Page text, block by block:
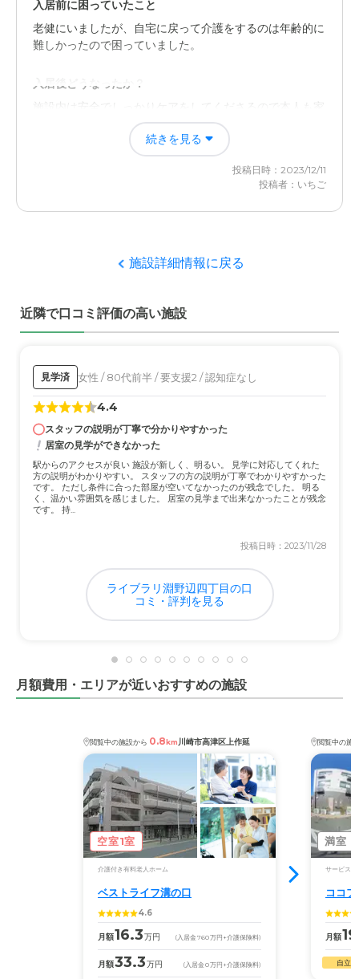
入居前に困っていたこと
老健にいましたが、自宅に戻って介護をするのは年齢的に
難しかったので困っていました。
入居後どうなったか？
施設内は安全でしっかりケアをしてくださるので本人も家
族も安心して過ごすことができているからです。自宅では
少し危なっかしいところがあったので助かりました。
職員・スタッフ・他入居者の雰囲気について
外観・内装・居室・設備について
中、ここは18㎡なのでやや広めです。
介護医療サービスについて
入居者に合わせたサービスを提供してくれます。介助は必
要なところはしっかり介助してくれます。
近隣環境や交通アクセスについて
駅から徒歩8～10分くらいなので徒歩圏内です。家族が面
料金費用について
契約時に丁寧に説明していただいたので特にギャップがあ
るわけではなく納得しています。
続きを見る
投稿日時：2023/12/11
投稿者：いちご
施設詳細情報に戻る
近隣で口コミ評価の高い施設
見学済 女性 / 80代前半 / 要支援2 / 認知症なし
4.4
スタッフの説明が丁寧で分かりやすかった
居室の見学ができなかった
駅からのアクセスが良い 施設が新しく、明るい。 見学に対応してくれた
方の説明がわかりやすい。 スタッフの方の説明が丁寧でわかりやすかった
です。 ただし条件に合った部屋が空いてなかったのが残念でした。 明る
く、温かい雰囲気を感じました。 居室の見学まで出来なかったことが残念
です。 持...
投稿日時：2023/11/28
ライブラリ淵野辺四丁目の口
コミ・評判を見る
月額費用・エリアが近いおすすめの施設
閲覧中の施設から 0.8km川崎市高津区上作延
空室1室
介護付き有料老人ホーム
ベストライフ溝の口
4.6
月額16.3万円 (入居金760万円 +介護保険料)
月額33.3万円 (入居金0万円 +介護保険料)
閲覧中の施
満室
サービス付
ココ
月額
自立